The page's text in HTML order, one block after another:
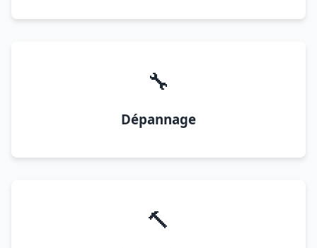
🔧
Dépannage
🔨